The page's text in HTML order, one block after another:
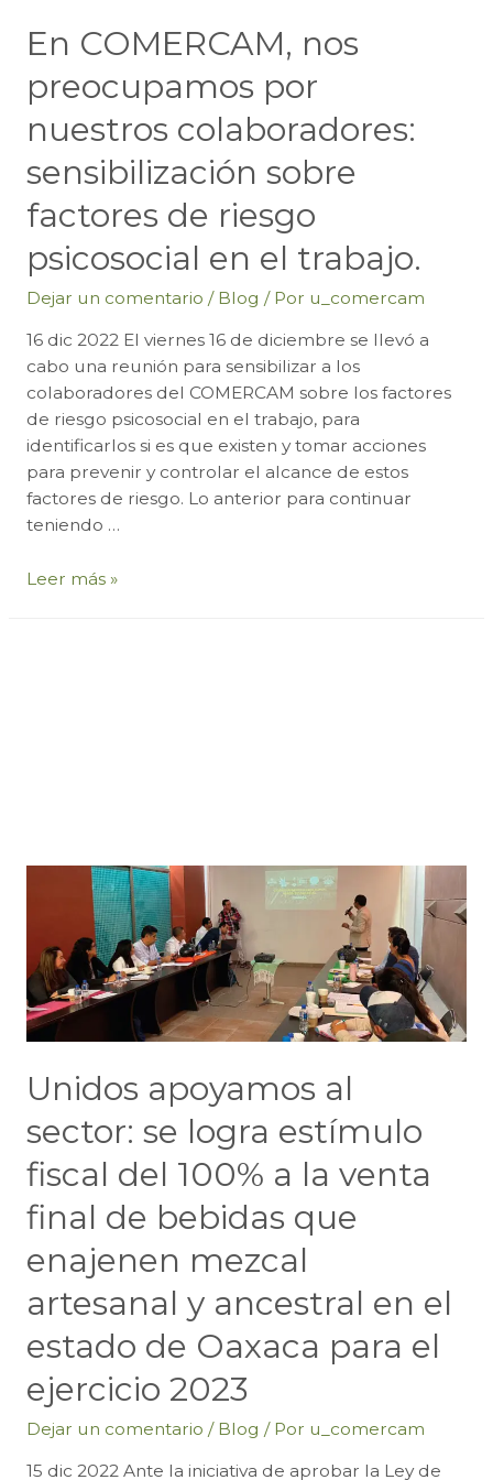
En COMERCAM, nos
preocupamos por
nuestros colaboradores:
sensibilización sobre
factores de riesgo
psicosocial en el trabajo.
Dejar un comentario / Blog / Por u_comercam
16 dic 2022 El viernes 16 de diciembre se llevó a
cabo una reunión para sensibilizar a los
colaboradores del COMERCAM sobre los factores
de riesgo psicosocial en el trabajo, para
identificarlos si es que existen y tomar acciones
para prevenir y controlar el alcance de estos
factores de riesgo. Lo anterior para continuar
teniendo …
En
riesgo
psicosocial
trabajo.
Leer más »
Unidos apoyamos al
sector: se logra estímulo
fiscal del 100% a la venta
final de bebidas que
enajenen mezcal
artesanal y ancestral en el
estado de Oaxaca para el
ejercicio 2023
Dejar un comentario / Blog / Por u_comercam
15 dic 2022 Ante la iniciativa de aprobar la Ley de